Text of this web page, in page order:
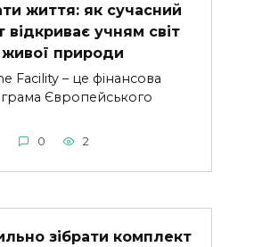
життя: як сучасний
відкриває учням світ
живої природи
Facility – це фінансова
Європейського
0 2
зібрати комплект